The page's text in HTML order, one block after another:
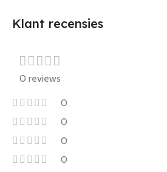
Klant recensies
0 reviews
0
0
0
0